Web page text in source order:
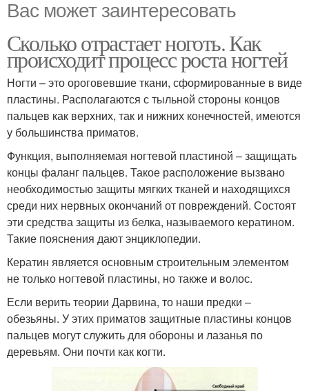
Вас может заинтересовать
Сколько отрастает ноготь. Как
происходит процесс роста ногтей
Ногти – это ороговевшие ткани, сформированные в виде
пластины. Располагаются с тыльной стороны концов
пальцев как верхних, так и нижних конечностей, имеются
у большинства приматов.
Функция, выполняемая ногтевой пластиной – защищать
концы фаланг пальцев. Такое расположение вызвано
необходимостью защиты мягких тканей и находящихся
среди них нервных окончаний от повреждений. Состоят
эти средства защиты из белка, называемого кератином.
Такие пояснения дают энциклопедии.
Кератин является основным строительным элементом
не только ногтевой пластины, но также и волос.
Если верить теории Дарвина, то наши предки –
обезьяны. У этих приматов защитные пластины концов
пальцев могут служить для обороны и лазанья по
деревьям. Они почти как когти.